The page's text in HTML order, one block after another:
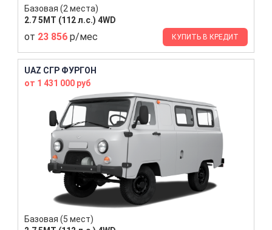
Базовая (2 места)
2.7 5MT (112 л.с.) 4WD
от 23 856 р/мес КУПИТЬ В КРЕДИТ
UAZ СГР ФУРГОН
от 1 431 000 руб
Базовая (5 мест)